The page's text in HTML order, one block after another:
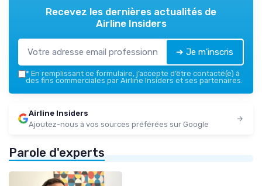
Recevez les dernières actualités de
Airline Insiders
➔ Je m'inscris
* En remplissant ce formulaire, j’accepte d’être contacté(e) à
des fins commerciales par Airline Insiders et ses partenaires.
Airline Insiders
Ajoutez-nous à vos sources préférées sur Google
Parole d'experts